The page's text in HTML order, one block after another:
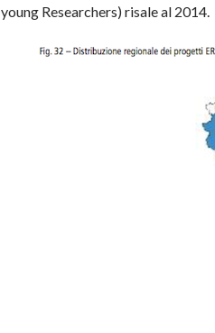
young Researchers) risale al 2014.